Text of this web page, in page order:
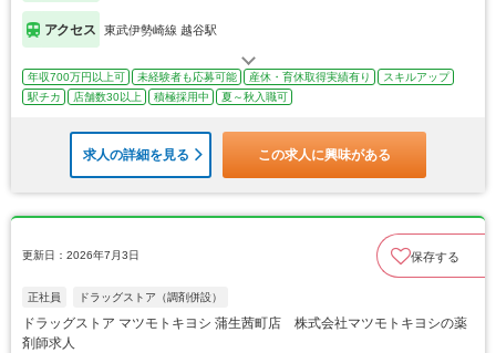
アクセス 東武伊勢崎線 越谷駅
年収700万円以上可 未経験者も応募可能 産休・育休取得実績有り
スキルアップ
駅チカ
店舗数30以上 積極採用中 夏～秋入職可
求人の詳細を見る この求人に興味がある
更新日：2026年7月3日 保存する
正社員 ドラッグストア（調剤併設）
ドラッグストア マツモトキヨシ 蒲生茜町店 株式会社マツモトキヨシの薬
剤師求人